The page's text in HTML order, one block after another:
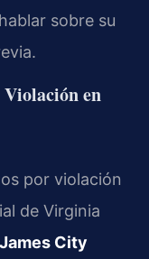
sobre su
en
por violación
de Virginia
James City